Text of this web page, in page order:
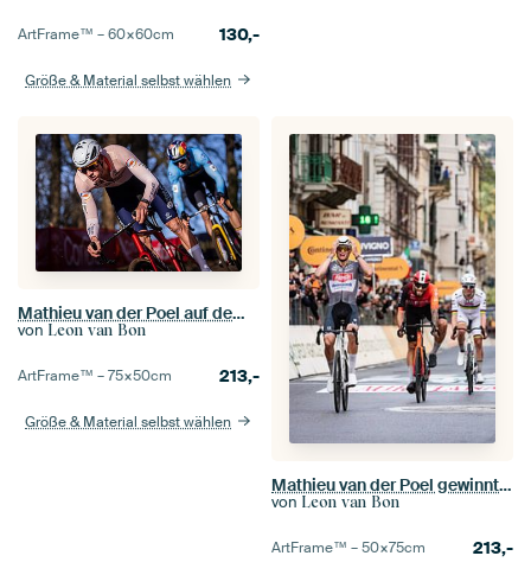
ArtFrame™ –60×60cm 130,-
Größe & Material selbst wählen
Mathieu van der Poel auf dem Weg zum Titel
von Leon van Bon
ArtFrame™ –75×50cm 213,-
Größe & Material selbst wählen
Mathieu van der Poel gewinnt Mailand - Sanremo
von Leon van Bon
ArtFrame™ –50×75cm 213,-